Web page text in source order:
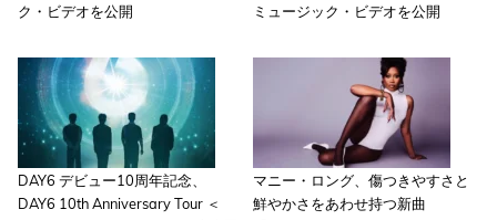
ク・ビデオを公開
ミュージック・ビデオを公開
DAY6 デビュー10周年記念、
DAY6 10th Anniversary Tour ＜
マニー・ロング、傷つきやすさと
鮮やかさをあわせ持つ新曲